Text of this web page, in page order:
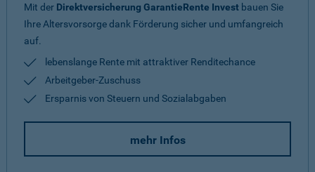
Mit der Direktversicherung GarantieRente Invest bauen Sie
Ihre Altersvorsorge dank Förderung sicher und umfangreich
auf.
lebenslange Rente mit attraktiver Renditechance
Arbeitgeber-Zuschuss
Ersparnis von Steuern und Sozialabgaben
mehr Infos